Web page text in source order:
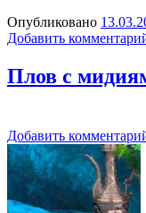
Опубликовано
Добавить
Плов с
Добавить